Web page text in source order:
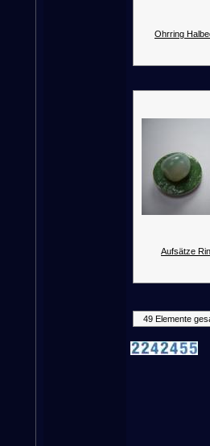
Ohrring
Aufsätze
49 Elemente